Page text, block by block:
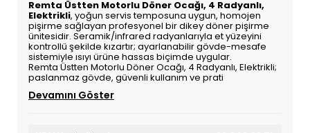
Remta Üstten Motorlu Döner Ocağı, 4 Radyanlı,
Elektrikli, yoğun servis temposuna uygun, homojen
pişirme sağlayan profesyonel bir dikey döner pişirme
ünitesidir. Seramik/infrared radyanlarıyla et yüzeyini
kontrollü şekilde kızartır; ayarlanabilir gövde-mesafe
sistemiyle ısıyı ürüne hassas biçimde uygular.
Remta Üstten Motorlu Döner Ocağı, 4 Radyanlı, Elektrikli;
paslanmaz gövde, güvenli kullanım ve prati
Devamını Göster